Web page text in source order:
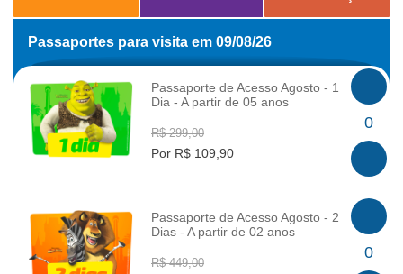
Passaportes para visita em 09/08/26
INFO
Passaporte de Acesso Agosto - 1
Dia - A partir de 05 anos
R$ 299,00
Por R$ 109,90
0
INFO
Passaporte de Acesso Agosto - 2
Dias - A partir de 02 anos
R$ 449,00
0